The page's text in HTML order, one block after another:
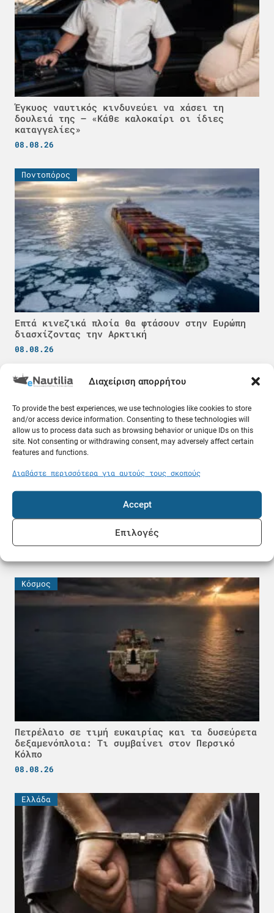
Διαχείριση απορρήτου
To provide the best experiences, we use technologies like cookies to store
and/or access device information. Consenting to these technologies will
allow us to process data such as browsing behavior or unique IDs on this
site. Not consenting or withdrawing consent, may adversely affect certain
features and functions.
Διαβάστε περισσότερα για αυτούς τους σκοπούς
Accept
Επιλογές
Έγκυος ναυτικός κινδυνεύει να χάσει τη
δουλειά της – «Κάθε καλοκαίρι οι ίδιες
καταγγελίες»
08.08.26
Ποντοπόρος
Επτά κινεζικά πλοία θα φτάσουν στην Ευρώπη
διασχίζοντας την Αρκτική
08.08.26
Κόσμος
ADNOC: «Έχουν χτυπήσει 15 πλοία μας» – Ένας
νεκρός και 20 τραυματίες ναυτικοί
Κόσμος
Πετρέλαιο σε τιμή ευκαιρίας και τα δυσεύρετα
δεξαμενόπλοια: Τι συμβαίνει στον Περσικό
Κόλπο
08.08.26
Ελλάδα